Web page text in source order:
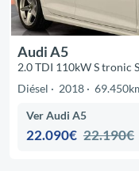
Audi A5
2.0 TDI 110kW S tronic
Diésel
2018
Ver Audi A5
22.090€ 22.190€